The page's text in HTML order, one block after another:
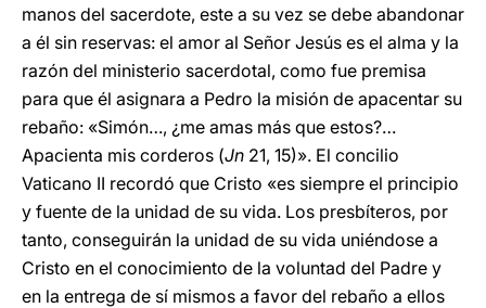
manos del sacerdote, este a su vez se debe abandonar
a él sin reservas: el amor al Señor Jesús es el alma y la
razón del ministerio sacerdotal, como fue premisa
para que él asignara a Pedro la misión de apacentar su
rebaño: «Simón…, ¿me amas más que estos?…
Apacienta mis corderos (Jn 21, 15)». El concilio
Vaticano II recordó que Cristo «es siempre el principio
y fuente de la unidad de su vida. Los presbíteros, por
tanto, conseguirán la unidad de su vida uniéndose a
Cristo en el conocimiento de la voluntad del Padre y
en la entrega de sí mismos a favor del rebaño a ellos